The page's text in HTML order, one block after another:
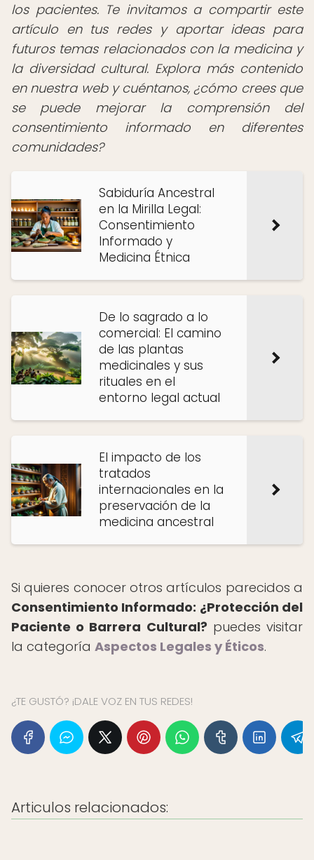
los pacientes. Te invitamos a compartir este
artículo en tus redes y aportar ideas para
futuros temas relacionados con la medicina y
la diversidad cultural. Explora más contenido
en nuestra web y cuéntanos, ¿cómo crees que
se puede mejorar la comprensión del
consentimiento informado en diferentes
comunidades?
Sabiduría Ancestral
en la Mirilla Legal:
Consentimiento
Informado y
Medicina Étnica
De lo sagrado a lo
comercial: El camino
de las plantas
medicinales y sus
rituales en el
entorno legal actual
El impacto de los
tratados
internacionales en la
preservación de la
medicina ancestral
Si quieres conocer otros artículos parecidos a
Consentimiento Informado: ¿Protección del
Paciente o Barrera Cultural? puedes visitar
la categoría Aspectos Legales y Éticos.
¿TE GUSTÓ? ¡DALE VOZ EN TUS REDES!
Articulos relacionados: